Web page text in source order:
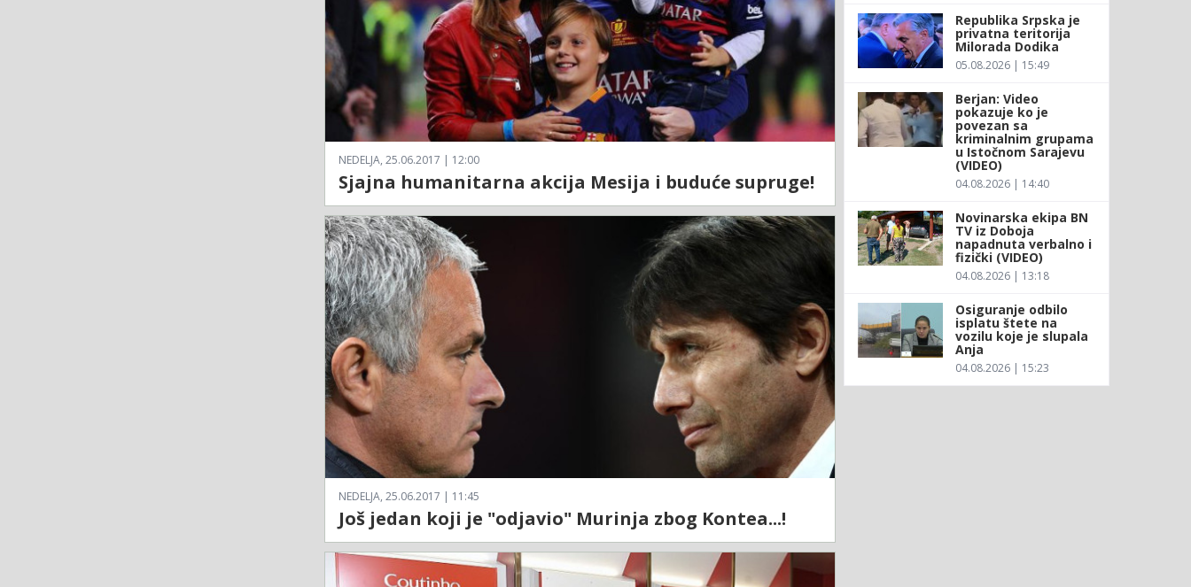
NEDELJA, 25.06.2017 | 12:00
Sjajna humanitarna akcija Mesija i buduće supruge!
NEDELJA, 25.06.2017 | 11:45
Još jedan koji je "odjavio" Murinja zbog Kontea...!
Republika Srpska je
privatna teritorija
Milorada Dodika
05.08.2026 | 15:49
Berjan: Video
pokazuje ko je
povezan sa
kriminalnim grupama
u Istočnom Sarajevu
(VIDEO)
04.08.2026 | 14:40
Novinarska ekipa BN
TV iz Doboja
napadnuta verbalno i
fizički (VIDEO)
04.08.2026 | 13:18
Osiguranje odbilo
isplatu štete na
vozilu koje je slupala
Anja
04.08.2026 | 15:23